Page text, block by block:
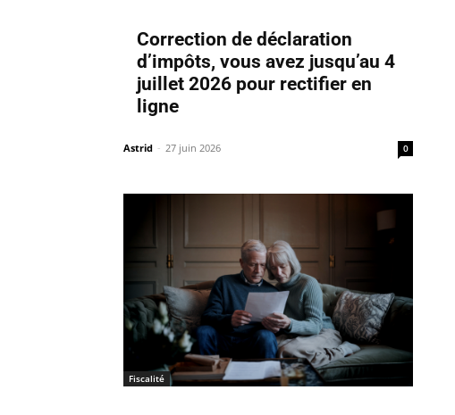
Correction de déclaration
d’impôts, vous avez jusqu’au 4
juillet 2026 pour rectifier en
ligne
Astrid - 27 juin 2026 0
Fiscalité